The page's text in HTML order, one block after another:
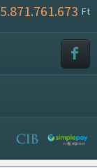
5.871.761.673 Ft